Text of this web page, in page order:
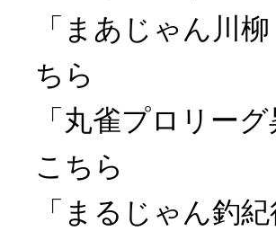
「まあじゃん川
ちら
「丸雀プロリー
こちら
「まるじゃん釣